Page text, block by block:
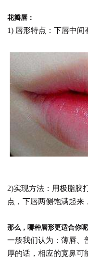
花瓣唇：
1) 唇形特点：下唇中间
2)实现方法：用极脂胶
点，下唇两侧饱满起来
那么，哪种唇形更适合你呢
一般我们认为：薄唇、
厚的话，相应的宽鼻可